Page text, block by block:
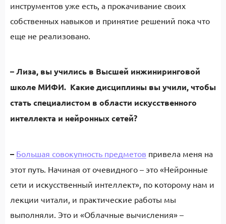
инструментов уже есть, а прокачивание своих
собственных навыков и принятие решений пока что
еще не реализовано.
–Лиза, вы учились в Высшей инжиниринговой
школе МИФИ. Какие дисциплины вы учили, чтобы
стать специалистом в области искусственного
интеллекта и нейронных сетей?
– Большая совокупность предметов привела меня на
этот путь. Начиная от очевидного – это «Нейронные
сети и искусственный интеллект», по которому нам и
лекции читали, и практические работы мы
выполняли. Это и «Облачные вычисления» –